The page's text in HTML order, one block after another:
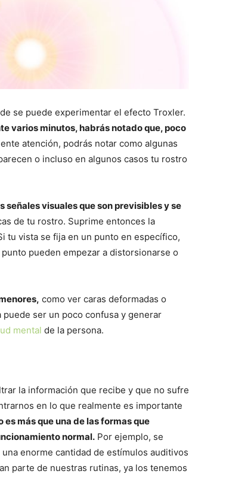
se puede experimentar el efecto Troxler.
varios minutos, habrás notado que, poco
atención, podrás notar como algunas
o incluso en algunos casos tu rostro
señales visuales que son previsibles y se
de tu rostro. Suprime entonces la
tu vista se fija en un punto en específico,
pueden empezar a distorsionarse o
como ver caras deformadas o
ser un poco confusa y generar
mental de la persona.
la información que recibe y que no sufre
en lo que realmente es importante
es más que una de las formas que
normal. Por ejemplo, se
enorme cantidad de estímulos auditivos
parte de nuestras rutinas, ya los tenemos